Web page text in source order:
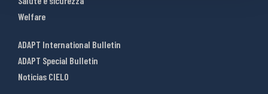
Welfare
ADAPT International Bulletin
ADAPT Special Bulletin
Noticias CIELO